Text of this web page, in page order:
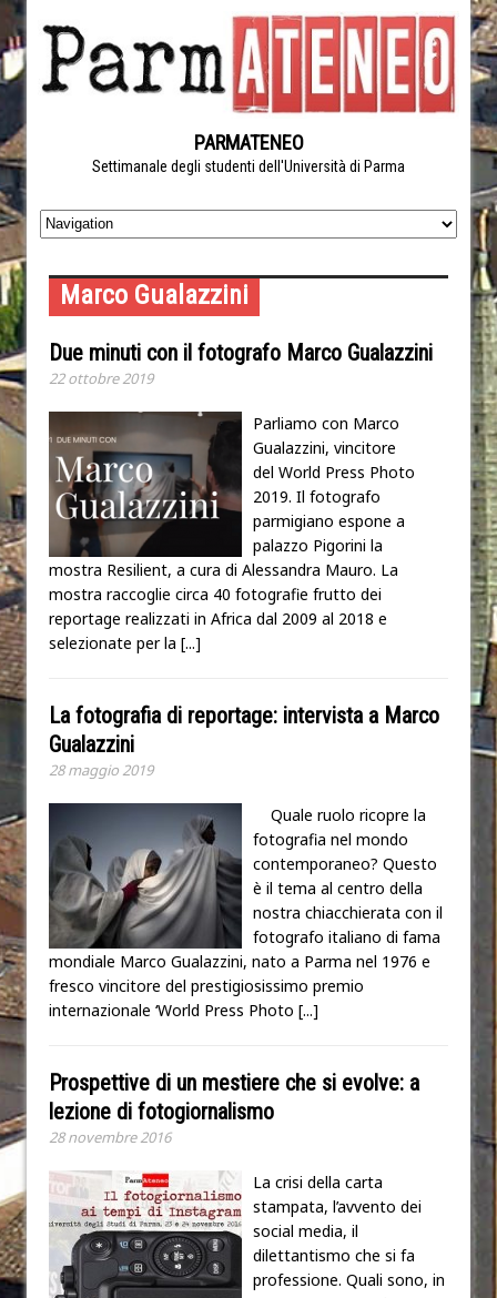
PARMATENEO
Settimanale degli studenti dell'Università di Parma
Marco Gualazzini
Due minuti con il fotografo Marco Gualazzini
22 ottobre 2019
Parliamo con Marco
Gualazzini, vincitore
del World Press Photo
2019. Il fotografo
parmigiano espone a
palazzo Pigorini la
mostra Resilient, a cura di Alessandra Mauro. La
mostra raccoglie circa 40 fotografie frutto dei
reportage realizzati in Africa dal 2009 al 2018 e
selezionate per la [...]
La fotografia di reportage: intervista a Marco
Gualazzini
28 maggio 2019
Quale ruolo ricopre la
fotografia nel mondo
contemporaneo? Questo
è il tema al centro della
nostra chiacchierata con il
fotografo italiano di fama
mondiale Marco Gualazzini, nato a Parma nel 1976 e
fresco vincitore del prestigiosissimo premio
internazionale ‘World Press Photo [...]
Prospettive di un mestiere che si evolve: a
lezione di fotogiornalismo
28 novembre 2016
La crisi della carta
stampata, l’avvento dei
social media, il
dilettantismo che si fa
professione. Quali sono, in